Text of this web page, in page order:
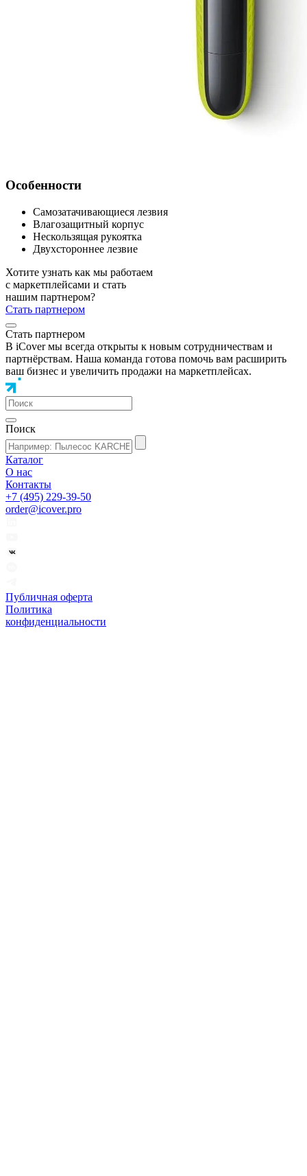
Особенности
Самозатачивающиеся лезвия
Влагозащитный корпус
Нескользящая рукоятка
Двухстороннее лезвие
Хотите узнать как мы работаем
с маркетплейсами и стать
нашим партнером?
Стать партнером
Стать партнером
В iCover мы всегда открыты к новым сотрудничествам и
партнёрствам. Наша команда готова помочь вам расширить
ваш бизнес и увеличить продажи на маркетплейсах.
Поиск
Каталог
О нас
Контакты
+7 (495) 229-39-50
order@icover.pro
Публичная оферта
Политика
конфиденциальности